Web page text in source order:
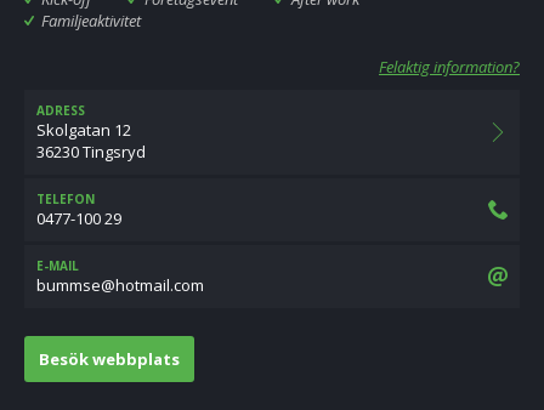
Familjeaktivitet
Felaktig information?
ADRESS
Skolgatan 12
36230 Tingsryd
TELEFON
0477-100 29
E-MAIL
moc.liamtoh@esmmub
Besök webbplats